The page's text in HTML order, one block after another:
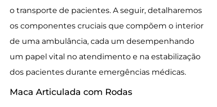
o transporte de pacientes. A seguir, detalharemos
os componentes cruciais que compõem o interior
de uma ambulância, cada um desempenhando
um papel vital no atendimento e na estabilização
dos pacientes durante emergências médicas.
Maca Articulada com Rodas